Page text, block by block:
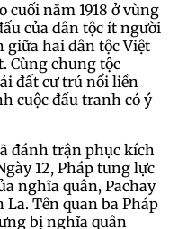
cuối năm 1918 ở vùng
của dân tộc ít người
hai dân tộc Việt
Cùng chung tộc
đất cư trú nổi liền
cuộc đấu tranh có ý
đánh trận phục kích
12, Pháp tung lực
nghĩa quân, Pachay
Tên quan ba Pháp
bị nghĩa quân